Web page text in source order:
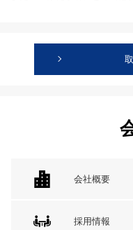
会社概要
採用情報